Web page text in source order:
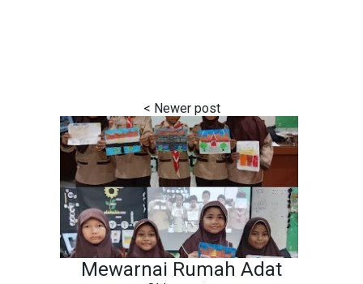
Mewarnai Rumah Adat